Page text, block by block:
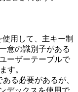
用して、主キー制
意の識別子がある
ーザーテーブルで
す。
る必要があるが、